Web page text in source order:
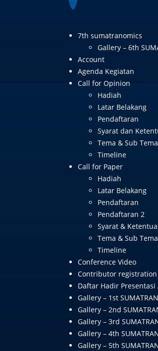
7th sumatranomics
Gallery – 6th
Account
Agenda Kegiatan
Call for Opinion
Hadiah
Latar Belakang
Pendaftaran
Syarat dan
Tema & Sub Tema
Timeline
Call for Paper
Hadiah
Latar Belakang
Pendaftaran
Pendaftaran 2
Syarat &
Tema & Sub Tema
Timeline
Conference Video
Contributor registration
Daftar Hadir
Gallery – 1st
Gallery – 2nd
Gallery – 3rd
Gallery – 4th
Gallery – 5th